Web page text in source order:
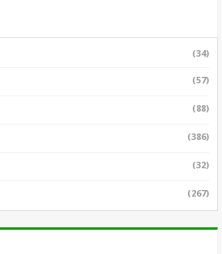
(34)
(57)
(88)
(386)
(32)
(267)